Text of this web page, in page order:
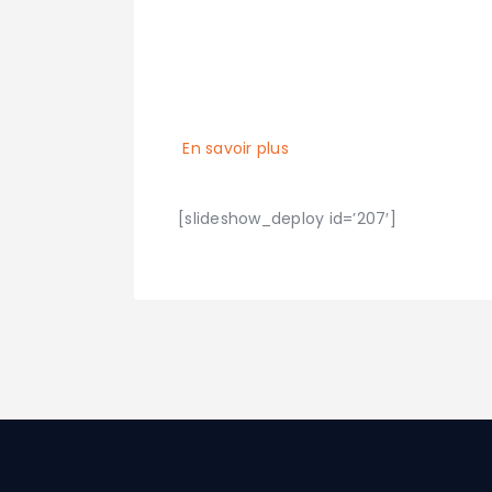
En savoir plus
[slideshow_deploy id=’207′]